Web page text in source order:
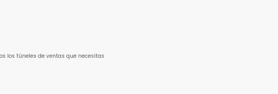
los túneles de ventas que necesitas